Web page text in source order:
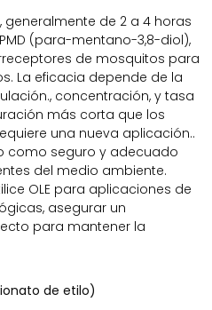
generalmente de 2 a 4 horas
(para-mentano-3,8-diol),
de mosquitos para
La eficacia depende de la
concentración, y tasa
más corta que los
una nueva aplicación..
como seguro y adecuado
del medio ambiente.
OLE para aplicaciones de
asegurar un
para mantener la
de etilo)